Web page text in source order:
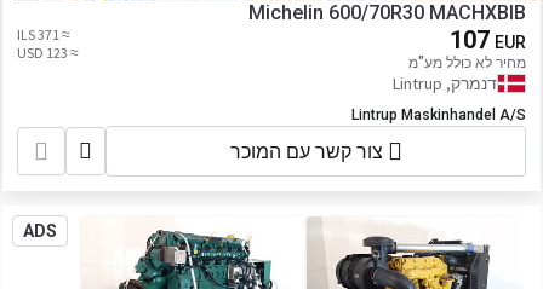
Michelin 600/70R30 MACHXBIB
107 EUR
מחיר לא כולל מע"מ
≈ 371 ILS
≈ 123 USD
דנמרק, Lintrup
Lintrup Maskinhandel A/S
צור קשר עם המוכר
ADS